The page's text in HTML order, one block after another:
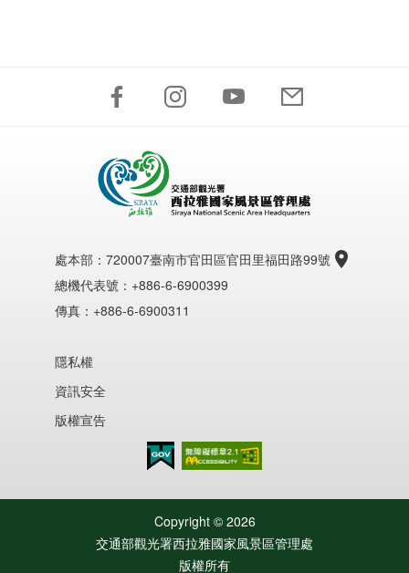
處本部： 720007臺南市官田區官田里福田路99號
總機代表號：+886-6-6900399
傳真：+886-6-6900311
隱私權
資訊安全
版權宣告
Copyright © 2026
交通部觀光署西拉雅國家風景區管理處
版權所有